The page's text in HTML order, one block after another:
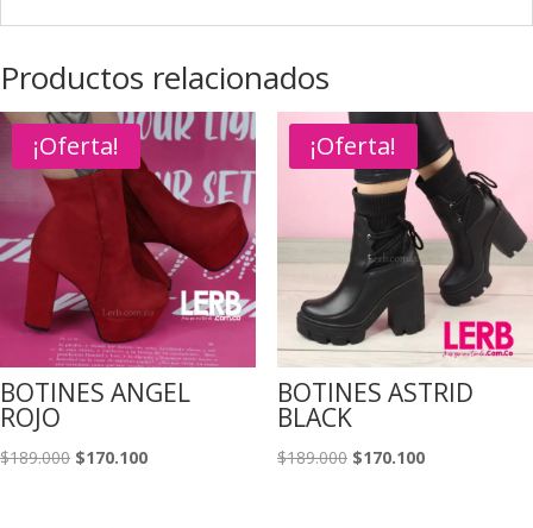
Productos relacionados
¡Oferta!
BOTINES ANGEL
ROJO
$189.000 El
$170.100El
¡Oferta!
BOTINES ASTRID
BLACK
$189.000 El
$170.100El